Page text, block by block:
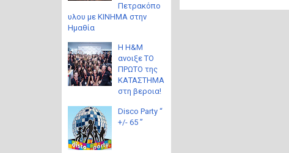
Πετρακόπο
υλου με ΚΙΝΗΜΑ στην
Ημαθία
Η H&M
ανοιξε ΤΟ
ΠΡΩΤΟ της
ΚΑΤΑΣΤΗΜΑ
στη βεροια!
Disco Party “
+/- 65 ”